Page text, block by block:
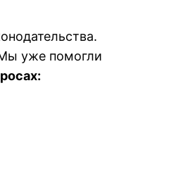
Мы уже помогли